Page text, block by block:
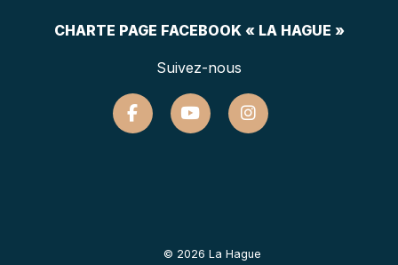
CHARTE PAGE FACEBOOK « LA HAGUE »
Suivez-nous
© 2026 La Hague